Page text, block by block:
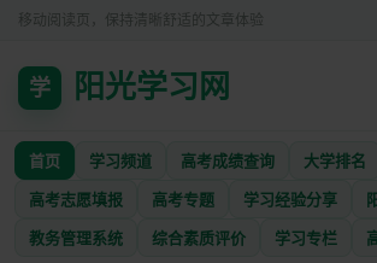
移动阅读页，保持清晰舒适的文章体验
学 阳光学习网
首页 学习频道 高考成绩查询 大学排名
高考志愿填报 高考专题 学习经验分享
教务管理系统 综合素质评价 学习专栏